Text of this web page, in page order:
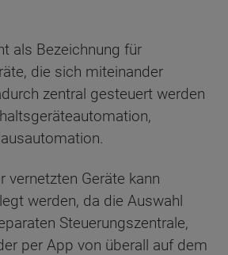
als Bezeichnung für
die sich miteinander
zentral gesteuert werden
vernetzten Geräte kann
werden, da die Auswahl
Steuerungszentrale,
per App von überall auf dem